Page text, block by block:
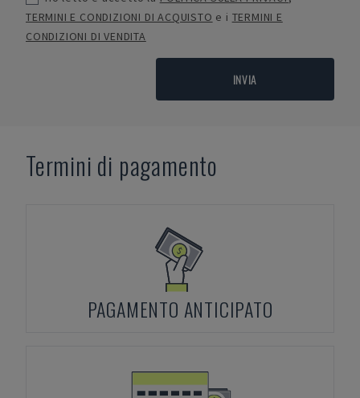
TERMINI E CONDIZIONI DI ACQUISTO e i TERMINI E
CONDIZIONI DI VENDITA
INVIA
Termini di pagamento
PAGAMENTO ANTICIPATO